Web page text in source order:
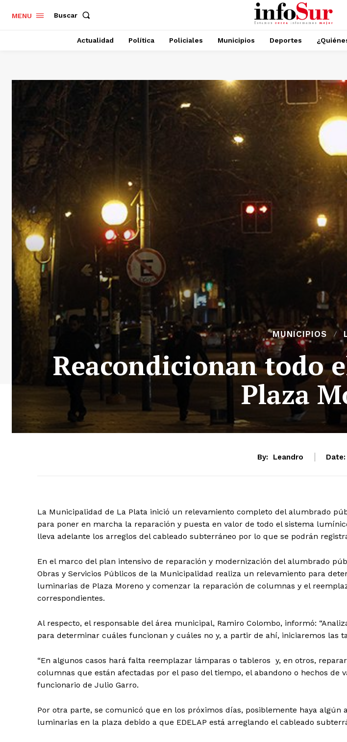
MENU Buscar
Actualidad Política Policiales Municipios Deportes
MUNICIPIOS
Reacondicionan todo
Plaza
By: Leandro Date:
La Municipalidad de La Plata inició un relevamiento completo del alumbrado
para poner en marcha la reparación y puesta en valor de todo el sistema
lleva adelante los arreglos del cableado subterráneo por lo que se podrán
En el marco del plan intensivo de reparación y modernización del alumbrado
Obras y Servicios Públicos de la Municipalidad realiza un relevamiento para
luminarias de Plaza Moreno y comenzar la reparación de columnas y el
correspondientes.
Al respecto, el responsable del área municipal, Ramiro Colombo, informó:
para determinar cuáles funcionan y cuáles no y, a partir de ahí, iniciaremos las
“En algunos casos hará falta reemplazar lámparas o tableros y, en otros,
columnas que están afectadas por el paso del tiempo, el abandono o hechos de
funcionario de Julio Garro.
Por otra parte, se comunicó que en los próximos días, posiblemente haya algún
luminarias en la plaza debido a que EDELAP está arreglando el cableado